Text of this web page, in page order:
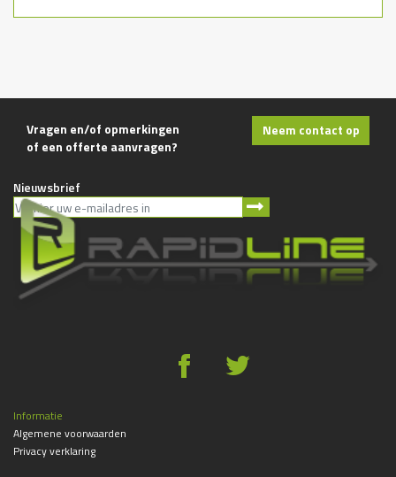
Vragen en/of opmerkingen
of een offerte aanvragen?
Neem contact op
Nieuwsbrief
g *
Informatie
Algemene voorwaarden
Privacy verklaring